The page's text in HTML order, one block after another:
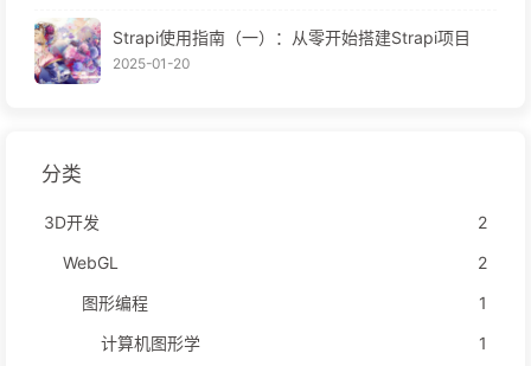
Strapi使用指南（一）：从零开始搭建Strapi项目
2025-01-20
分类
3D开发
2
WebGL
2
图形编程
1
计算机图形学
1